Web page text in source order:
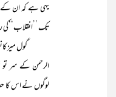
یہی ہے کہ ان کے
تک ’’انقلاب‘‘کی
گول میز
الرحمن کے سر تو
لوگوں نے اس کا